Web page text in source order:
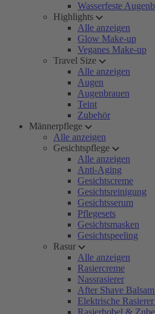
Wasserfeste
Highlights
Alle anzeigen
Glow Make-up
Veganes Make-up
Travel Size
Alle anzeigen
Augen
Augenbrauen
Teint
Zubehör
Männerpflege
Alle anzeigen
Gesichtspflege
Alle anzeigen
Anti-Aging
Gesichtscreme
Gesichtsreinigung
Gesichtsserum
Pflegesets
Gesichtsmasken
Gesichtspeeling
Rasur
Alle anzeigen
Rasiercreme
Nassrasierer
After Shave
Elektrische
Rasierhobel &